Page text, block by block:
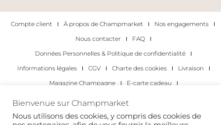
Compte client À propos de Champmarket
Nos engagements
Nous contacter
FAQ
Données Personnelles & Politique de confidentialité
Informations légales
CGV Charte des cookies
Livraison
Magazine Champagne
E-carte cadeau
Les occasions pour déguster du champagne
Pour les particuliers
Bienvenue sur Champmarket
Nous utilisons des cookies, y compris des cookies de